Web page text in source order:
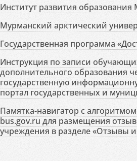
Институт развития
Мурманский арктический
Государственная программа
Инструкция по записи
дополнительного образования
государственную
портал государственных и
Памятка-навигатор с
bus.gov.ru для размещения
учреждения в разделе «Отзывы